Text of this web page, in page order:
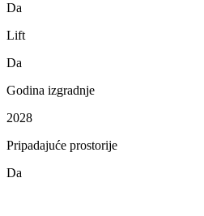
Da
Lift
Da
Godina izgradnje
2028
Pripadajuće prostorije
Da